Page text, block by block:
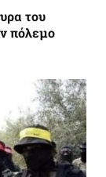
του
πόλεμο